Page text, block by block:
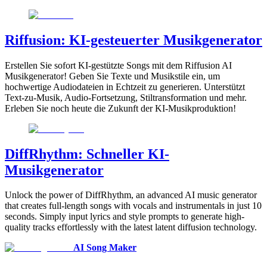
Riffusion: KI-gesteuerter Musikgenerator
Erstellen Sie sofort KI-gestützte Songs mit dem Riffusion AI
Musikgenerator! Geben Sie Texte und Musikstile ein, um
hochwertige Audiodateien in Echtzeit zu generieren. Unterstützt
Text-zu-Musik, Audio-Fortsetzung, Stiltransformation und mehr.
Erleben Sie noch heute die Zukunft der KI-Musikproduktion!
DiffRhythm: Schneller KI-
Musikgenerator
Unlock the power of DiffRhythm, an advanced AI music generator
that creates full-length songs with vocals and instrumentals in just 10
seconds. Simply input lyrics and style prompts to generate high-
quality tracks effortlessly with the latest latent diffusion technology.
AI Song Maker